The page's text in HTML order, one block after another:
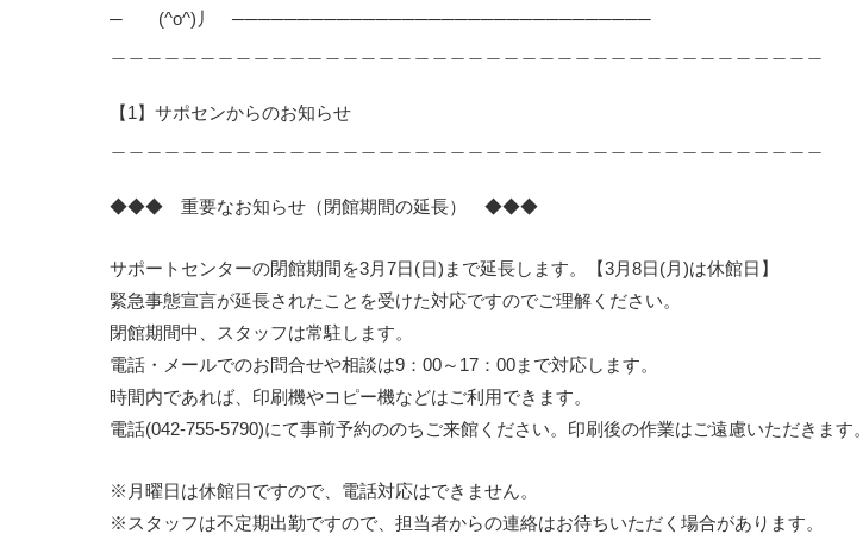
─ (^o^)丿 ────────────────────────────────
【1】サポセンからのお知らせ
◆◆◆ 重要なお知らせ（閉館期間の延長） ◆◆◆
サポートセンターの閉館期間を3月7日(日)まで延長します。【3月8日(月)は休館日】
緊急事態宣言が延長されたことを受けた対応ですのでご理解ください。
閉館期間中、スタッフは常駐します。
電話・メールでのお問合せや相談は9：00～17：00まで対応します。
時間内であれば、印刷機やコピー機などはご利用できます。
電話(042-755-5790)にて事前予約ののちご来館ください。印刷後の作業はご遠慮いただきます。
※月曜日は休館日ですので、電話対応はできません。
※スタッフは不定期出勤ですので、担当者からの連絡はお待ちいただく場合があります。